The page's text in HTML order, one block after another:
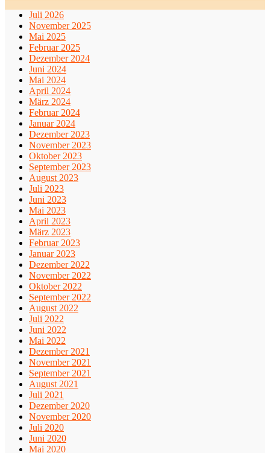
Juli 2026
November 2025
Mai 2025
Februar 2025
Dezember 2024
Juni 2024
Mai 2024
April 2024
März 2024
Februar 2024
Januar 2024
Dezember 2023
November 2023
Oktober 2023
September 2023
August 2023
Juli 2023
Juni 2023
Mai 2023
April 2023
März 2023
Februar 2023
Januar 2023
Dezember 2022
November 2022
Oktober 2022
September 2022
August 2022
Juli 2022
Juni 2022
Mai 2022
Dezember 2021
November 2021
September 2021
August 2021
Juli 2021
Dezember 2020
November 2020
Juli 2020
Juni 2020
Mai 2020